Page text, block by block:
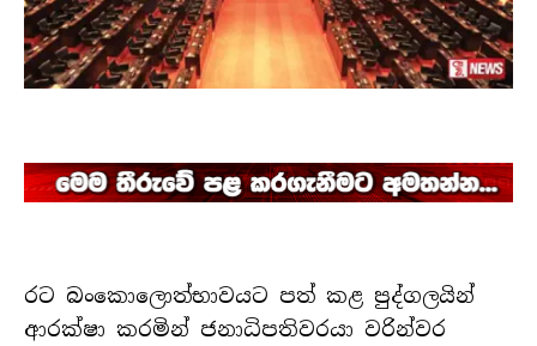
රට බංකොලොත්භාවයට පත් කළ පුද්ගලයින්
ආරක්ෂා කරමින් ජනාධිපතිවරයා වරින්වර